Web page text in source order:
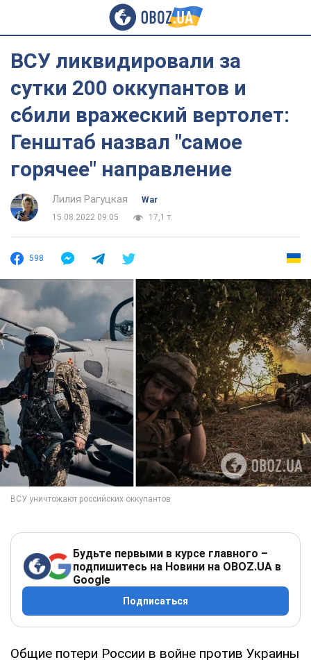
ВСУ ликвидировали за
сутки 200 оккупантов и
сбили вражеский вертолет:
Генштаб назвал "самое
горячее" направление
Лилия Рагуцкая
War
15.08.2022 09:05
17,1 т.
598
Будьте первыми в курсе главного –
подпишитесь на Новини на OBOZ.UA в
Google
Подписаться
Общие потери России в войне против Украины